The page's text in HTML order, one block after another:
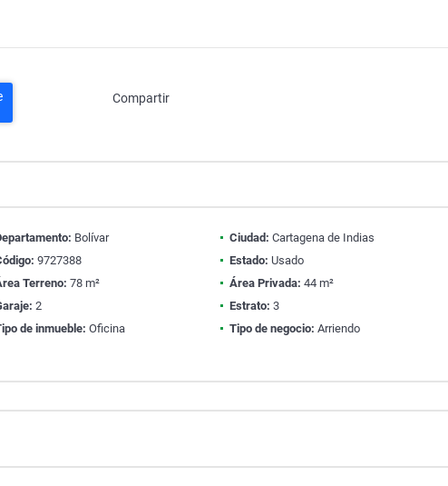
Compartir
Bolívar Ciudad: Cartagena de Indias
9727388 Estado: Usado
Terreno: 78 m² Área Privada: 44 m²
2 Estrato: 3
de inmueble: Oficina Tipo de negocio: Arriendo